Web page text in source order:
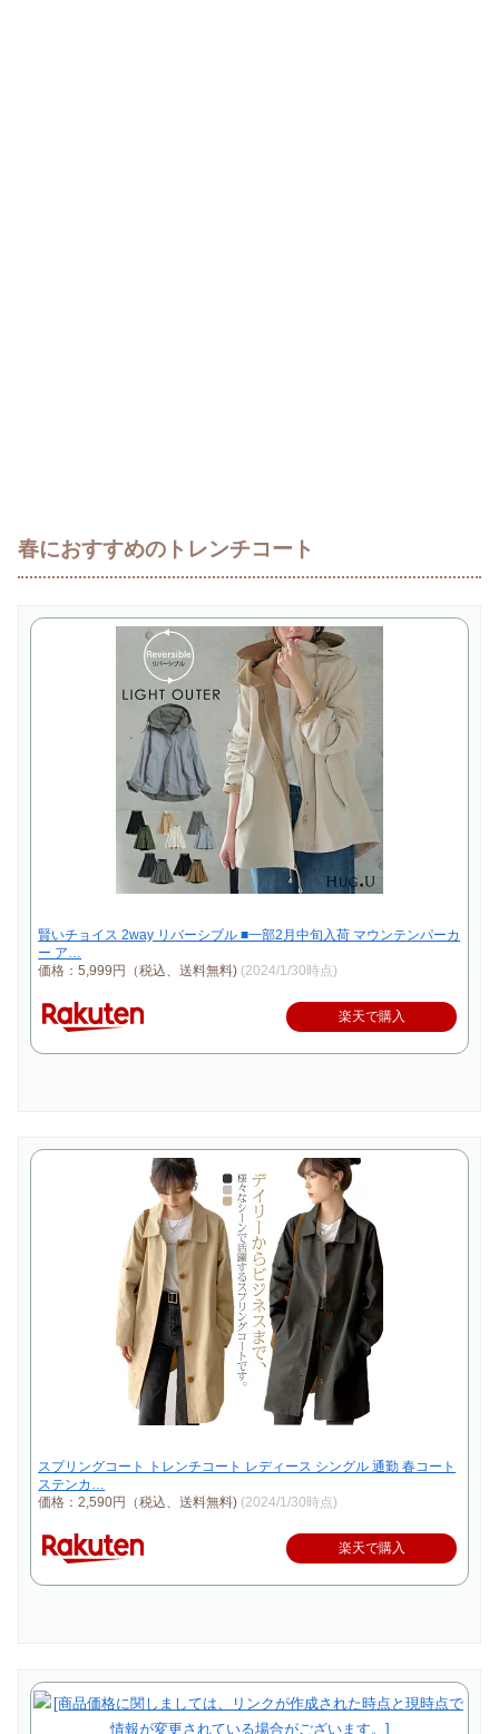
春におすすめのトレンチコート
賢いチョイス 2way リバーシブル ■一部2月中旬入荷 マウンテンパーカ
ー ア…
価格：5,999円（税込、送料無料) (2024/1/30時点)
楽天で購入
スプリングコート トレンチコート レディース シングル 通勤 春コート
ステンカ…
価格：2,590円（税込、送料無料) (2024/1/30時点)
楽天で購入